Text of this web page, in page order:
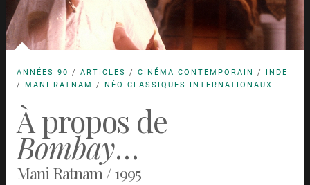
ANNÉES 90 / ARTICLES / CINÉMA CONTEMPORAIN / INDE
/ MANI RATNAM / NÉO-CLASSIQUES INTERNATIONAUX
À propos de
Bombay…
Mani Ratnam / 1995